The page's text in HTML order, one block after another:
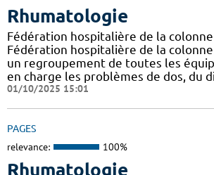
Rhumatologie
Fédération hospitalière de la
Fédération hospitalière de la
un regroupement de toutes les
en charge les problèmes de dos, du
01/10/2025 15:01
PAGES
relevance: 100%
Rhumatologie